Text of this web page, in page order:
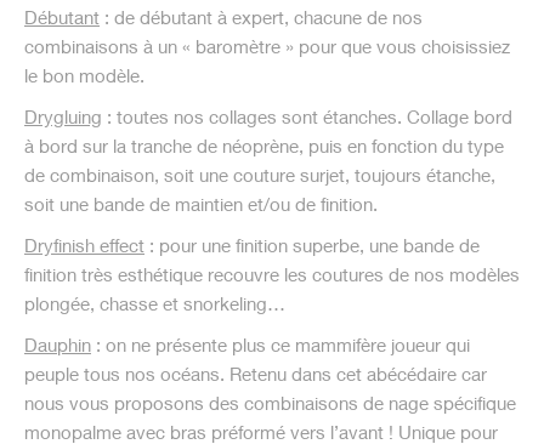
Débutant : de débutant à expert, chacune de nos
combinaisons à un « baromètre » pour que vous choisissiez
le bon modèle.
Drygluing : toutes nos collages sont étanches. Collage bord
à bord sur la tranche de néoprène, puis en fonction du type
de combinaison, soit une couture surjet, toujours étanche,
soit une bande de maintien et/ou de finition.
Dryfinish effect : pour une finition superbe, une bande de
finition très esthétique recouvre les coutures de nos modèles
plongée, chasse et snorkeling…
Dauphin : on ne présente plus ce mammifère joueur qui
peuple tous nos océans. Retenu dans cet abécédaire car
nous vous proposons des combinaisons de nage spécifique
monopalme avec bras préformé vers l’avant ! Unique pour